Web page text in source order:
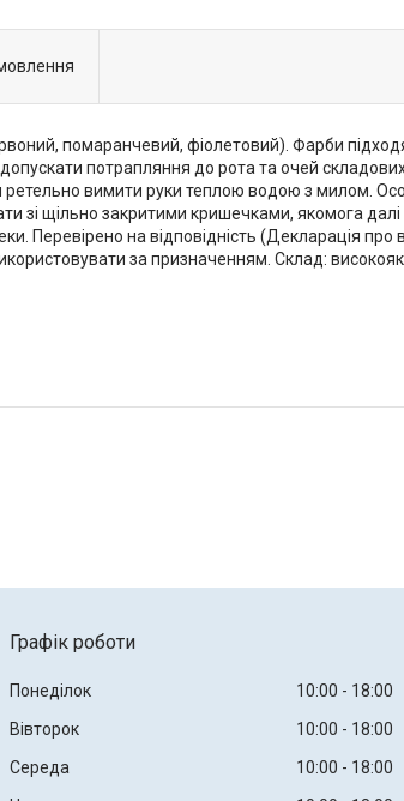
помаранчевий, фіолетовий). Фарби
потрапляння до рота та очей
вимити руки теплою водою з милом.
зі щільно закритими кришечками, якомога
Перевірено на відповідність (Декларація про
за призначенням. Склад:
Графік роботи
Понеділок 10:00
18:00
Вівторок
10:00
18:00
Середа
10:00
18:00